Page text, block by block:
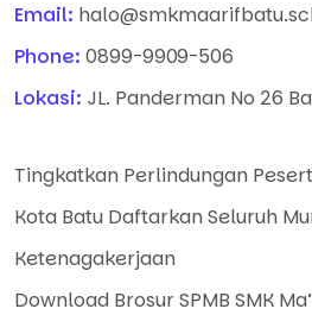
Email:
Phone: 0899-9909-506
Lokasi: JL. Panderman No 26
Tingkatkan Perlindungan
Kota Batu Daftarkan Seluruh
Ketenagakerjaan
Download Brosur SPMB SMK